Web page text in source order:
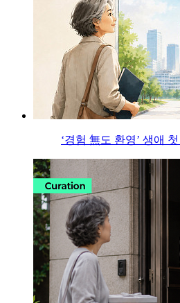
‘경험 無도 환영’ 생애